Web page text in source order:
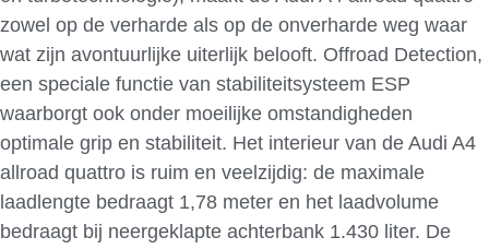
zowel op de verharde als op de onverharde weg waar
wat zijn avontuurlijke uiterlijk belooft. Offroad Detection,
een speciale functie van stabiliteitsysteem ESP
waarborgt ook onder moeilijke omstandigheden
optimale grip en stabiliteit. Het interieur van de Audi A4
allroad quattro is ruim en veelzijdig: de maximale
laadlengte bedraagt 1,78 meter en het laadvolume
bedraagt bij neergeklapte achterbank 1.430 liter. De